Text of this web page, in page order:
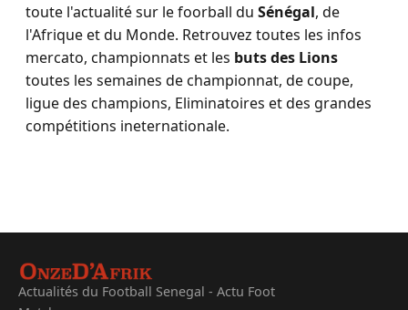
toute l'actualité sur le foorball du Sénégal, de
l'Afrique et du Monde. Retrouvez toutes les infos
mercato, championnats et les buts des Lions
toutes les semaines de championnat, de coupe,
ligue des champions, Eliminatoires et des grandes
compétitions ineternationale.
Actualités du Football Senegal - Actu Foot